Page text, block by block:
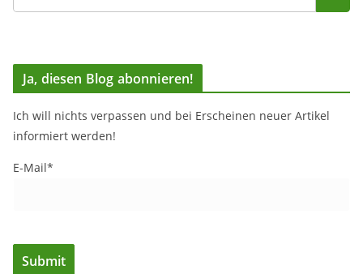
Ja, diesen Blog abonnieren!
Ich will nichts verpassen und bei Erscheinen neuer Artikel
informiert werden!
E-Mail*